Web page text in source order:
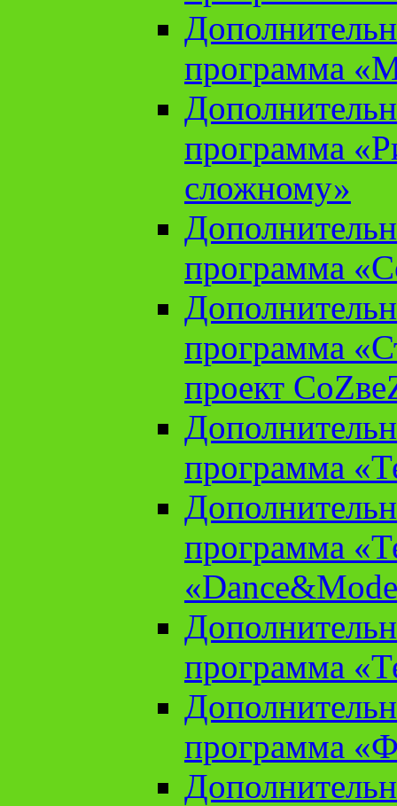
программа
программа
сложному»
программа
программа
проект
программа
программа
программа
программа